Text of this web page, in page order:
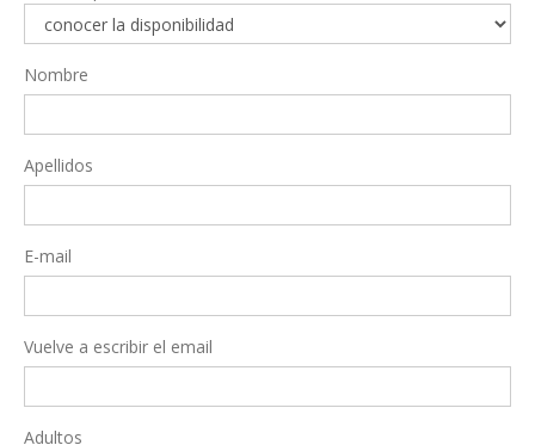
Nombre
Apellidos
E-mail
Vuelve a escribir el email
Adultos